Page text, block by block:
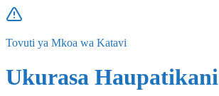
Tovuti ya Mkoa wa Katavi
Ukurasa Haupatikani